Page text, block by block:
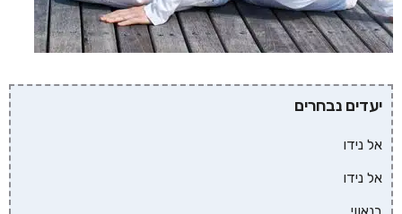
יעדים נבחרים
אל נידו
אל נידו